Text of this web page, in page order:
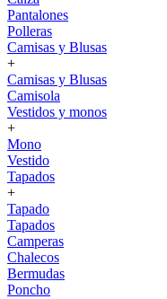
Pantalones
Polleras
Camisas y Blusas
+
Camisas y Blusas
Camisola
Vestidos y monos
+
Mono
Vestido
Tapados
+
Tapado
Tapados
Camperas
Chalecos
Bermudas
Poncho